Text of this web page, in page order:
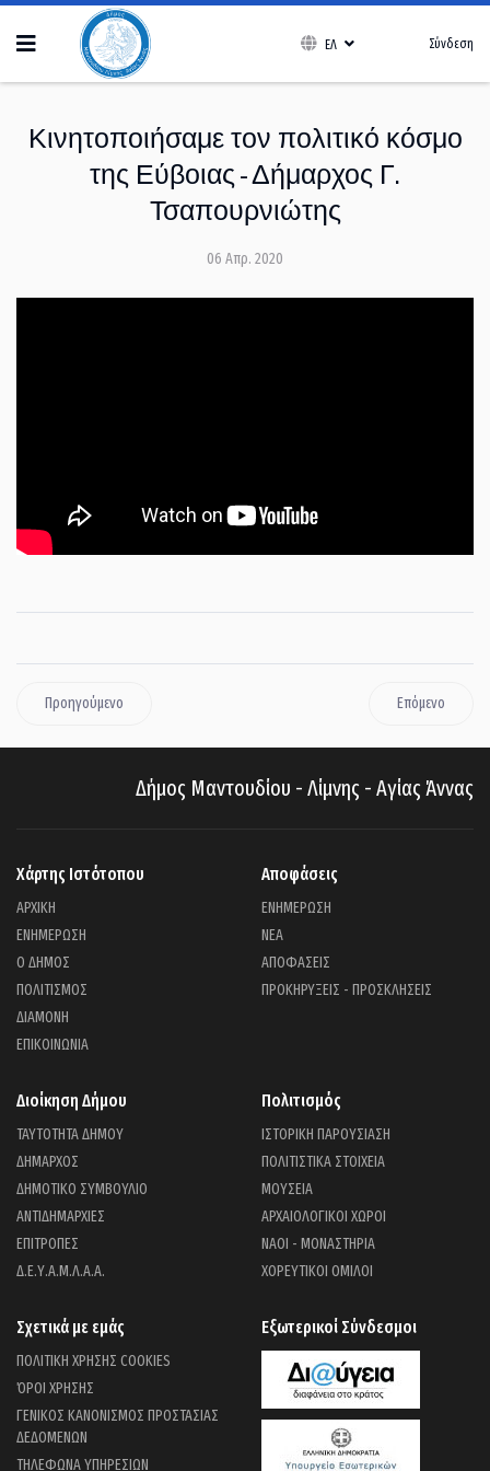
ΕΛ Σύνδεση
Κινητοποιήσαμε τον πολιτικό κόσμο
της Εύβοιας - Δήμαρχος Γ.
Τσαπουρνιώτης
06 Απρ. 2020
Προηγούμενο Επόμενο
Δήμος Μαντουδίου - Λίμνης - Αγίας Άννας
Χάρτης Ιστότοπου
ΑΡΧΙΚΗ
ΕΝΗΜΕΡΩΣΗ
Ο ΔΗΜΟΣ
ΠΟΛΙΤΙΣΜΟΣ
ΔΙΑΜΟΝΗ
ΕΠΙΚΟΙΝΩΝΙΑ
Αποφάσεις
ΕΝΗΜΕΡΩΣΗ
ΝΕΑ
ΑΠΟΦΑΣΕΙΣ
ΠΡΟΚΗΡΥΞΕΙΣ - ΠΡΟΣΚΛΗΣΕΙΣ
Διοίκηση Δήμου
ΤΑΥΤΟΤΗΤΑ ΔΗΜΟΥ
ΔΗΜΑΡΧΟΣ
ΔΗΜΟΤΙΚΟ ΣΥΜΒΟΥΛΙΟ
ΑΝΤΙΔΗΜΑΡΧΙΕΣ
ΕΠΙΤΡΟΠΕΣ
Δ.Ε.Υ.Α.Μ.Λ.Α.Α.
Πολιτισμός
ΙΣΤΟΡΙΚΗ ΠΑΡΟΥΣΙΑΣΗ
ΠΟΛΙΤΙΣΤΙΚΑ ΣΤΟΙΧΕΙΑ
ΜΟΥΣΕΙΑ
ΑΡΧΑΙΟΛΟΓΙΚΟΙ ΧΩΡΟΙ
ΝΑΟΙ - ΜΟΝΑΣΤΗΡΙΑ
ΧΟΡΕΥΤΙΚΟΙ ΟΜΙΛΟΙ
Σχετικά με εμάς
ΠΟΛΙΤΙΚΗ ΧΡΗΣΗΣ COOKIES
ΌΡΟΙ ΧΡΗΣΗΣ
ΓΕΝΙΚΟΣ ΚΑΝΟΝΙΣΜΟΣ ΠΡΟΣΤΑΣΙΑΣ
ΔΕΔΟΜΕΝΩΝ
ΤΗΛΕΦΩΝΑ ΥΠΗΡΕΣΙΩΝ
Εξωτερικοί Σύνδεσμοι